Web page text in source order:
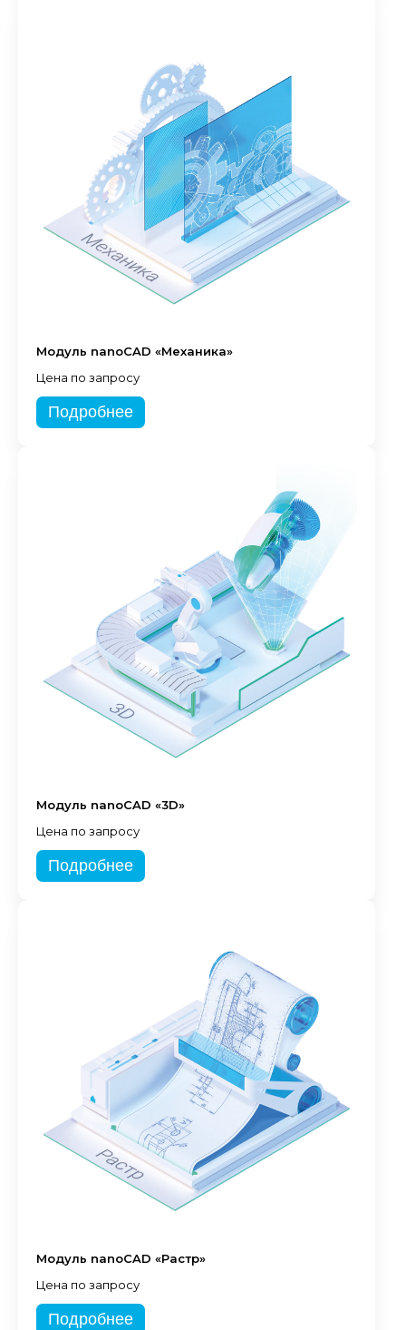
Модуль nanoCAD «Механика»
Цена по запросу
Подробнее
Модуль nanoCAD «3D»
Цена по запросу
Подробнее
Модуль nanoCAD «Растр»
Цена по запросу
Подробнее